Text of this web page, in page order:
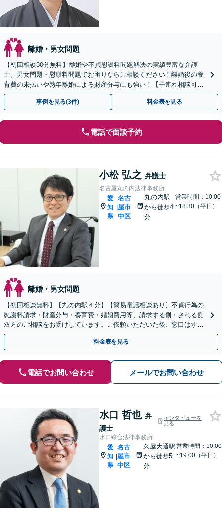
離婚・男女問題
【初回相談30分無料】離婚や不貞慰謝料問題解決の実績豊富な弁護
士。男女問題・慰謝料問題でお困りならご相談ください！離婚後の養
育費の未払いや熟年離婚による財産分与にも強い！【子連れ相談可】
【完全個室】【名古屋市「丸の内」駅4分】
事例を見る(3件) 料金表を見る
電話で面談予約
小松 弘之 弁護士
名古屋丸の内法律事務所
愛
知
県
|
名古
屋市
中区
丸の内駅
から徒歩4
分
営業時間：10:00
~18:30（平日）
離婚・男女問題
【初回相談無料】【丸の内駅４分】【簡易電話相談あり】不貞行為の
慰謝料請求・財産分与・養育費・婚姻費用等、請求する側・される側
双方のご相談をお受けしています。ご依頼いただいた後、窓口はすべ
て弁護士になりますので安心です。まずはご相談ください。
料金表を見る
電話でお問い合わせ メールでお問い合わせ
水口 哲也 弁
護士
インタビューを
見る
水口綜合法律事務所
愛
知
県
|
名古
屋市
中区
久屋大通駅
から徒歩5
分
営業時間：10:00
~19:00（平日）